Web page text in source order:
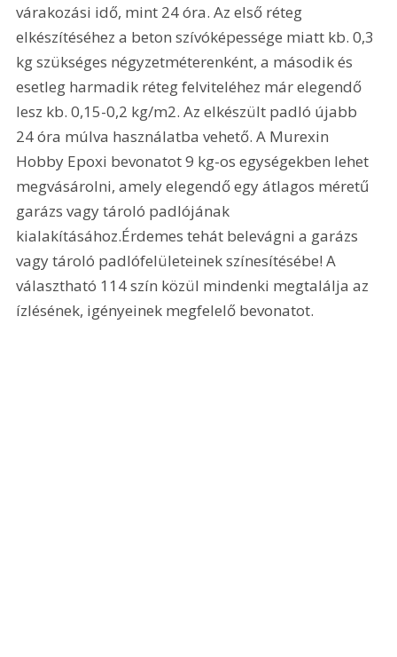
várakozási idő, mint 24 óra. Az első réteg
elkészítéséhez a beton szívóképessége miatt kb. 0,3
kg szükséges négyzetméterenként, a második és
esetleg harmadik réteg felviteléhez már elegendő
lesz kb. 0,15-0,2 kg/m2. Az elkészült padló újabb
24 óra múlva használatba vehető. A Murexin
Hobby Epoxi bevonatot 9 kg-os egységekben lehet
megvásárolni, amely elegendő egy átlagos méretű
garázs vagy tároló padlójának
kialakításához.Érdemes tehát belevágni a garázs
vagy tároló padlófelületeinek színesítésébe! A
választható 114 szín közül mindenki megtalálja az
ízlésének, igényeinek megfelelő bevonatot.